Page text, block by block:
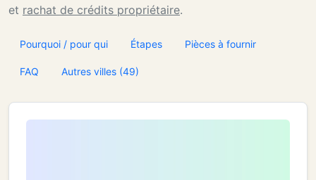
et rachat de crédits propriétaire.
Pourquoi / pour qui Étapes Pièces à fournir
FAQ Autres villes (49)